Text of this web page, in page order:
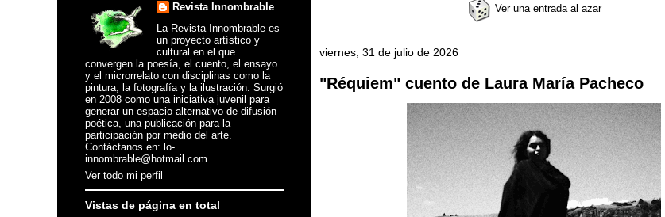
Ver una entrada al azar
viernes, 31 de julio de 2026
"Réquiem" cuento de Laura María Pacheco
Revista Innombrable
La Revista Innombrable es
un proyecto artístico y
cultural en el que
convergen la poesía, el cuento, el ensayo
y el microrrelato con disciplinas como la
pintura, la fotografía y la ilustración. Surgió
en 2008 como una iniciativa juvenil para
generar un espacio alternativo de difusión
poética, una publicación para la
participación por medio del arte.
Contáctanos en: lo-
innombrable@hotmail.com
Ver todo mi perfil
Vistas de página en total